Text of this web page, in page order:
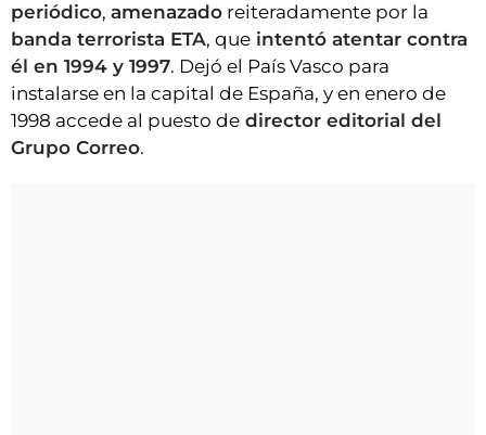
periódico, amenazado reiteradamente por la
banda terrorista ETA, que intentó atentar contra
él en 1994 y 1997. Dejó el País Vasco para
instalarse en la capital de España, y en enero de
1998 accede al puesto de director editorial del
Grupo Correo.